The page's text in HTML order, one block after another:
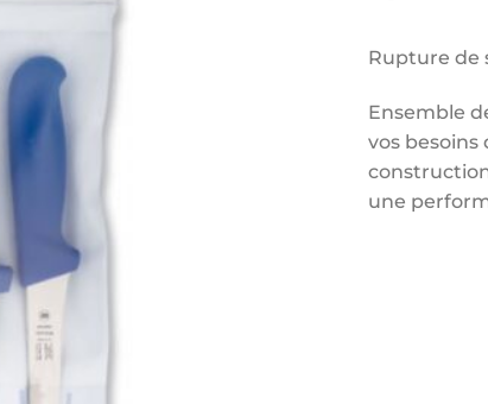
Rupture de
Ensemble
vos besoins
une